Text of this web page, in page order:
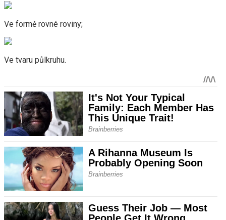
Ve formě rovné roviny;
Ve tvaru půlkruhu.